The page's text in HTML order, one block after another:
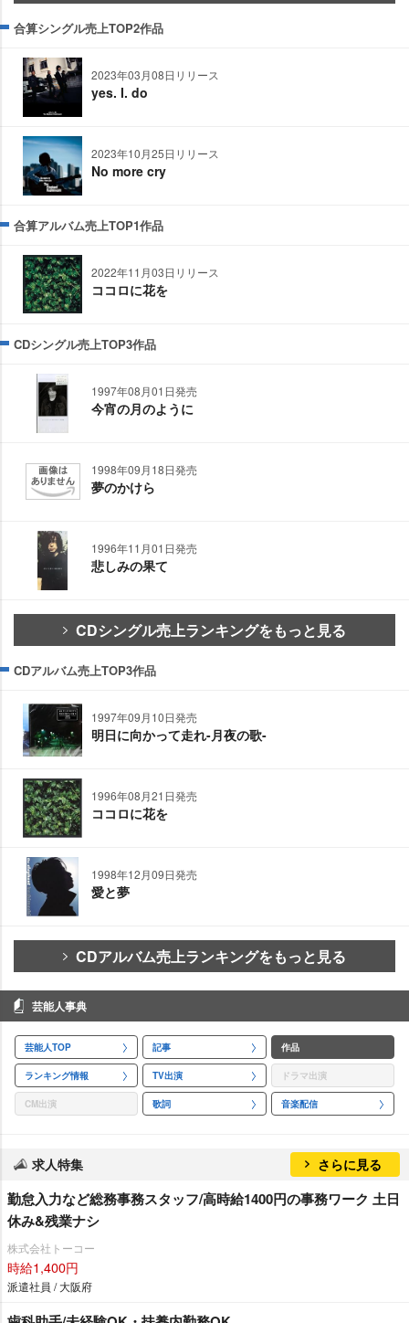
合算シングル売上TOP2作品
2023年03月08日リリース
yes. I. do
2023年10月25日リリース
No more cry
合算アルバム売上TOP1作品
2022年11月03日リリース
ココロに花を
CDシングル売上TOP3作品
1997年08月01日発売
今宵の月のように
1998年09月18日発売
夢のかけら
1996年11月01日発売
悲しみの果て
CDシングル売上ランキングをもっと見る
CDアルバム売上TOP3作品
1997年09月10日発売
明日に向かって走れ-月夜の歌-
1996年08月21日発売
ココロに花を
1998年12月09日発売
愛と夢
CDアルバム売上ランキングをもっと見る
芸能人事典
芸能人TOP 記事 作品
ランキング情報 TV出演 ドラマ出演
CM出演 歌詞 音楽配信
求人特集 さらに見る
勤怠入力など総務事務スタッフ/高時給1400円の事務ワーク 土日
休み&残業ナシ
株式会社トーコー
時給1,400円
派遣社員 / 大阪府